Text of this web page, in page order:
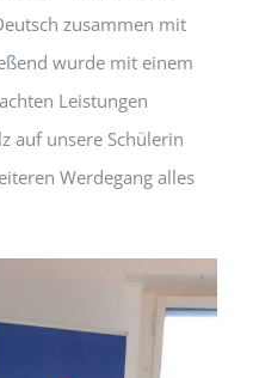
zusammen mit
wurde mit einem
Leistungen
auf unsere Schülerin
Werdegang alles